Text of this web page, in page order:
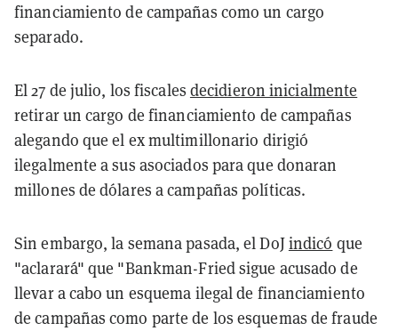
financiamiento de campañas como un cargo
separado.
El 27 de julio, los fiscales decidieron inicialmente
retirar un cargo de financiamiento de campañas
alegando que el ex multimillonario dirigió
ilegalmente a sus asociados para que donaran
millones de dólares a campañas políticas.
Sin embargo, la semana pasada, el DoJindicó que
"aclarará" que "Bankman-Fried sigue acusado de
llevar a cabo un esquema ilegal de financiamiento
de campañas como parte de los esquemas de fraude